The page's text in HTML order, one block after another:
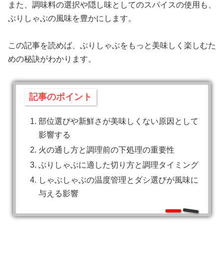
また、調味料の選択や隠し味としてのスパイスの使用も、
ぶりしゃぶの風味を豊かにします。
この記事を読めば、ぶりしゃぶをもっと美味しく楽しむた
めの秘訣がわかります。
記事のポイント
部位選びや新鮮さが美味しくない原因として
影響する
火の通し方と調理前の下処理の重要性
ぶりしゃぶに適した切り方と調理タイミング
しゃぶしゃぶの温度管理とダシ選びが風味に
与える影響